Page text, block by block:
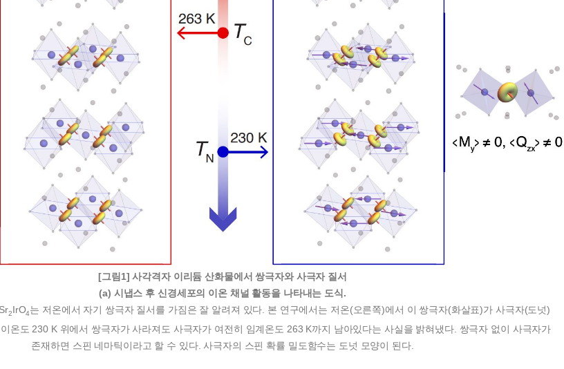
[그림1] 사각격자 이리듐 산화물에서 쌍극자와 사극자 질서
(a) 시냅스 후 신경세포의 이온 채널 활동을 나타내는 도식.
2IrO4는 저온에서 자기 쌍극자 질서를 가짐은 잘 알려져 있다. 본 연구에서는 저온(오른쪽)에서 이 쌍극자(화살표)가 사극자(도넛)
온도 230 K 위에서 쌍극자가 사라져도 사극자가 여전히 임계온도 263 K까지 남아있다는 사실을 밝혀냈다. 쌍극자 없이 사극자가
존재하면 스핀 네마틱이라고 할 수 있다. 사극자의 스핀 확률 밀도함수는 도넛 모양이 된다.